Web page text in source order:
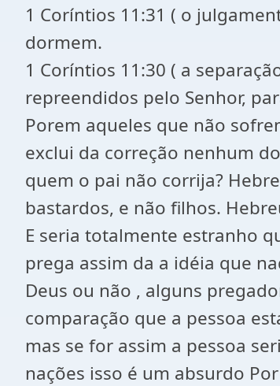
1 Coríntios 11:31 ( o
dormem.
1 Coríntios 11:30 ( a
repreendidos pelo Senhor,
Porem aqueles que não
exclui da correção nenhum
quem o pai não corrija?
bastardos, e não filhos.
E seria totalmente estranho
prega assim da a idéia que
Deus ou não , alguns
comparação que a pessoa
mas se for assim a pessoa
nações isso é um absurdo